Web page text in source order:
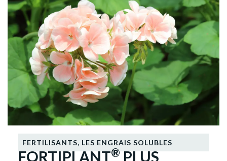
FERTILISANTS, LES ENGRAIS SOLUBLES
FORTIPLANT® PLUS